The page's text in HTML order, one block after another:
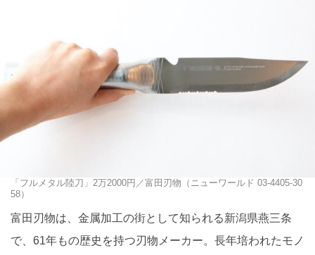
「フルメタル陸刀」2万2000円／富田刃物（ニューワールド 03-4405-30
58）
富田刃物は、金属加工の街として知られる新潟県燕三条
で、61年もの歴史を持つ刃物メーカー。長年培われたモノ